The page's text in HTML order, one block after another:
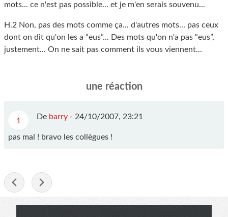
mots... ce n'est pas possible... et je m'en serais souvenu...
H.2 Non, pas des mots comme ça... d'autres mots... pas ceux
dont on dit qu'on les a “eus”... Des mots qu'on n'a pas “eus”,
justement... On ne sait pas comment ils vous viennent...
une réaction
1 De barry - 24/10/2007, 23:21
pas mal ! bravo les collègues !